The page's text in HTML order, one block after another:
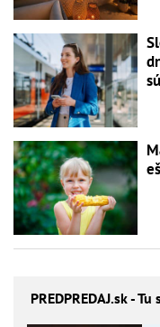
PREDPREDAJ.sk - Tu